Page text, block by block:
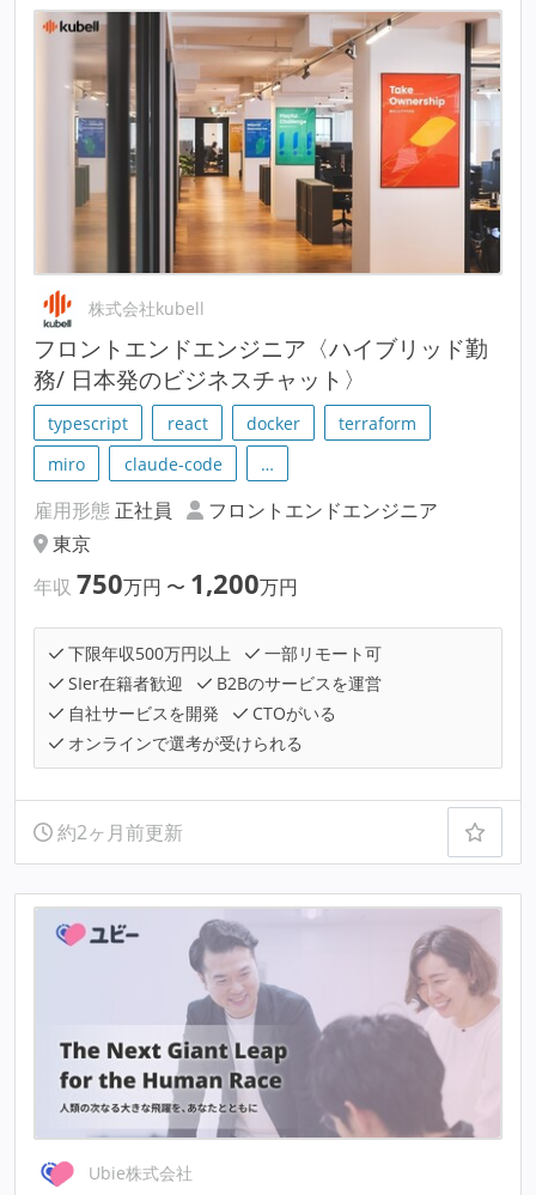
株式会社kubell
フロントエンドエンジニア〈ハイブリッド勤
務/ 日本発のビジネスチャット〉
typescript react docker
terraform
miro
claude-code …
雇用形態 正社員
フロントエンドエンジニア
東京
年収 750万円 〜 1,200万円
下限年収500万円以上
一部リモート可
SIer在籍者歓迎
B2Bのサービスを運営
自社サービスを開発
CTOがいる
オンラインで選考が受けられる
約2ヶ月前更新
Ubie株式会社